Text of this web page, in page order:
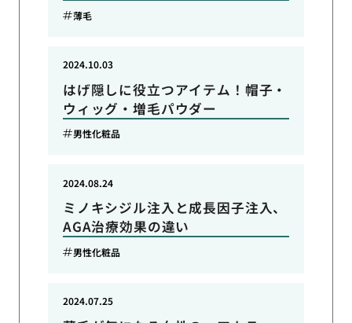
薄毛
はげ隠しに役立つアイテム！帽子・
ウィッグ・増毛パウダー
2024.10.03
男性化粧品
ミノキシジル注入と成長因子注入、
AGA治療効果の違い
2024.08.24
男性化粧品
2024.07.25